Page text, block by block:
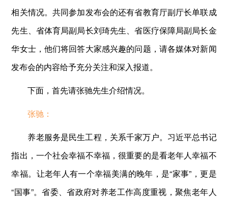
相关情况。共同参加发布会的还有省教育厅副厅长单联成
先生、省体育局副局长刘琦先生、省医疗保障局副局长金
华女士，他们将回答大家感兴趣的问题，请各媒体对新闻
发布会的内容给予充分关注和深入报道。
下面，首先请张驰先生介绍情况。
张驰：
养老服务是民生工程，关系千家万户。习近平总书记
指出，一个社会幸福不幸福，很重要的是看老年人幸福不
幸福。让老年人有一个幸福美满的晚年，是“家事”，更是
“国事”。省委、省政府对养老工作高度重视，聚焦老年人